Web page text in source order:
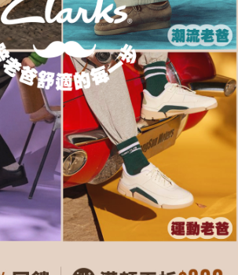
限公司。
宜，請瀏覽以下網址：
先徵得法定代理人或監護人之同意方可使用
未經同意申辦者引起之損失，本公司不負相關責
後付」時，將依據個別帳號之用戶狀況，依本公司即
度；若仍有額度不足之情形，本公司將視審查結果
號或使用他人資訊註冊。若發現惡意使用之情形，
有權停止該用戶之使用額度並採取法律行動。